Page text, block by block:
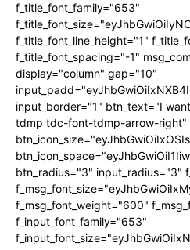
f_title_font_family="653"
f_title_font_line_height="1"
f_title_font_spacing="-1"
display="column" gap="10"
input_border="1" btn_text="I
tdmp tdc-font-tdmp-arrow-right"
btn_radius="3" input_radius="3"
f_msg_font_weight="600"
f_input_font_family="653"